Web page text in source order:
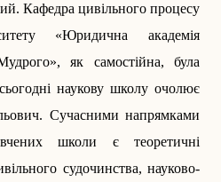
Кафедра цивільного процесу
«Юридична академія
як самостійна, була
наукову школу очолює
Сучасними напрямками
школи є теоретичні
судочинства, науково-